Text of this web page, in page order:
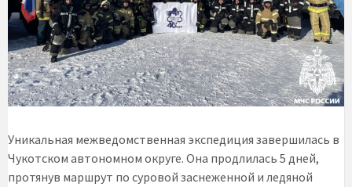
Уникальная межведомственная экспедиция завершилась в
Чукотском автономном округе. Она продлилась 5 дней,
протянув маршрут по суровой заснеженной и ледяной